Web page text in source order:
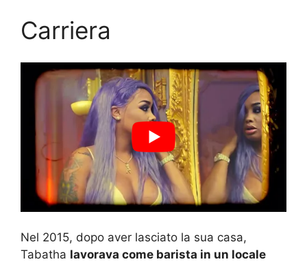
Carriera
Nel 2015, dopo aver lasciato la sua casa,
Tabatha lavorava come barista in un locale